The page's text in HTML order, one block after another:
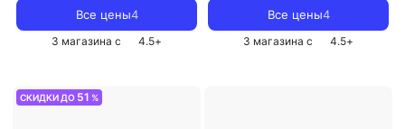
Все цены4
3 магазина с 4.5+
Все цены4
3 магазина с 4.5+
СКИДКИ ДО 51 %